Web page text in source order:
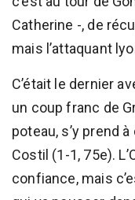
Catherine -, de
mais l’attaquant
C’était le dernier
un coup franc de
poteau, s’y prend
Costil (1-1, 75e).
confiance, mais